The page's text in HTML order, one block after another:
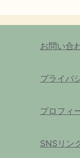
お問い合
プライバ
プロフィ
SNSリン